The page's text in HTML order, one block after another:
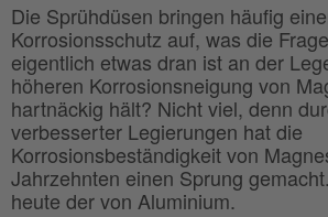
Die Sprühdüsen bringen häufig
Korrosionsschutz auf, was die
eigentlich etwas dran ist an der
höheren Korrosionsneigung von
hartnäckig hält? Nicht viel, denn
verbesserter Legierungen hat die
Korrosionsbeständigkeit von
Jahrzehnten einen Sprung
heute der von Aluminium.